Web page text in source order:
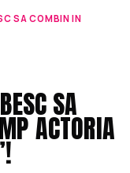
SA COMBIN IN
SA
ACTORIA